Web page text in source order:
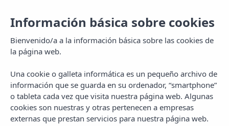
Información básica sobre cookies
Bienvenido/a a la información básica sobre las cookies de
la página web.
Una cookie o galleta informática es un pequeño archivo de
información que se guarda en su ordenador, “smartphone”
o tableta cada vez que visita nuestra página web. Algunas
cookies son nuestras y otras pertenecen a empresas
externas que prestan servicios para nuestra página web.